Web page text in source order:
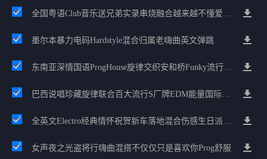
全国粤语Club音乐送兄弟实录串烧融合越来越不懂爱的哲学遗憾专辑
墨尔本暴力电码Hardstyle混合归属老嗨曲英文弹跳
东南亚深情国语ProgHouse旋律交织安和桥Funky流行情怀串烧
巴西说唱珍藏旋律联合百大流行S厂牌EDM能量国际电音串烧
全英文Electro经典情怀祝贺新车落地混合伤感生日派对中文Club串烧
女声夜之光盗将行嗨曲混搭不仅仅只是喜欢你Prog舒服